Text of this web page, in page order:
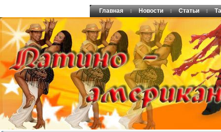
Главная Новости Статьи